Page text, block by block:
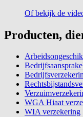
Of bekijk de
Producten,
WGA Hiaat
WIA verzekering